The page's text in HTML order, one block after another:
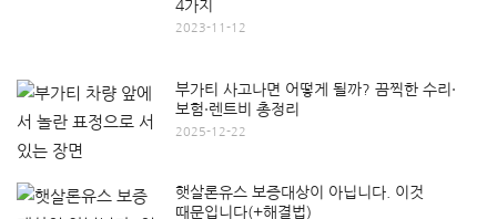
4가지
2023-11-12
부가티 사고나면 어떻게 될까? 끔찍한 수리·
보험·렌트비 총정리
2025-12-22
햇살론유스 보증대상이 아닙니다. 이것
때문입니다(+해결법)